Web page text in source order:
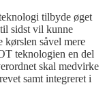
tilbyde øget
sidst vil kunne
såvel mere
teknologien en del
skal medvirke
samt integreret i